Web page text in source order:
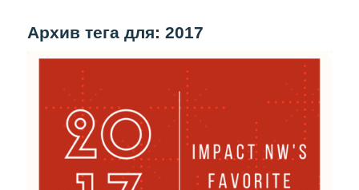
Архив тега для: 2017